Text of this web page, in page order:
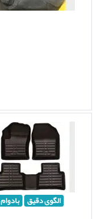
الگوی دقیق بادوام